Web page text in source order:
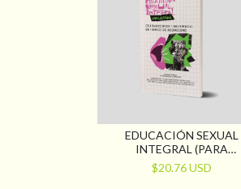
EDUCACIÓN SEXUAL
INTEGRAL (PARA
LIBERTARIOS)
CONTRADISCURSOS Y
$20.76 USD